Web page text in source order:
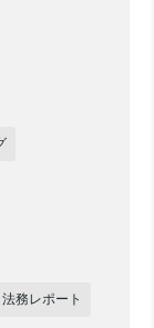
法務レポート